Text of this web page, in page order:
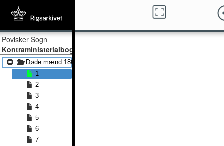
Povlsker Sogn
Kontraministerialbog
Døde mænd 1868 - Døde mænd 1891
1
2
3
4
5
6
7